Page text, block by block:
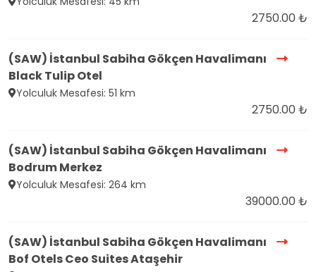
2750.00 ₺
(SAW) İstanbul Sabiha Gökçen Havalimanı
Black Tulip Otel
Yolculuk Mesafesi: 51 km
2750.00 ₺
(SAW) İstanbul Sabiha Gökçen Havalimanı
Bodrum Merkez
Yolculuk Mesafesi: 264 km
39000.00 ₺
(SAW) İstanbul Sabiha Gökçen Havalimanı
Bof Otels Ceo Suites Ataşehir